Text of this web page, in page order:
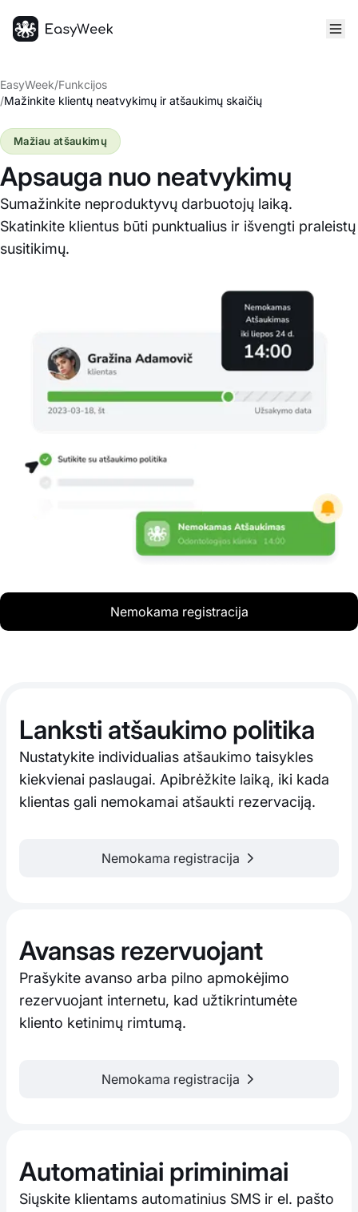
EasyWeek/Funkcijos
/Mažinkite klientų neatvykimų ir atšaukimų skaičių
Apsauga nuo neatvykimų
Sumažinkite neproduktyvų darbuotojų laiką.
Skatinkite klientus būti punktualius ir išvengti praleistų
susitikimų.
Mažiau atšaukimų
Nemokama registracija
Lanksti atšaukimo politika
Nustatykite individualias atšaukimo taisykles
kiekvienai paslaugai. Apibrėžkite laiką, iki kada
klientas gali nemokamai atšaukti rezervaciją.
Nemokama registracija
Avansas rezervuojant
Prašykite avanso arba pilno apmokėjimo
rezervuojant internetu, kad užtikrintumėte
kliento ketinimų rimtumą.
Nemokama registracija
Automatiniai priminimai
Siųskite klientams automatinius SMS ir el. pašto